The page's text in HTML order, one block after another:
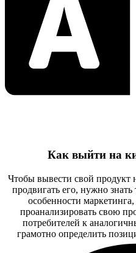
Комплексные решения для
Ведение социальных сетей,
многое другое!
Получить консультацию
Как выйти на
Чтобы вывести свой
продвигать его, нужно
особенности
проанализировать свою
потребителей к
грамотно определить